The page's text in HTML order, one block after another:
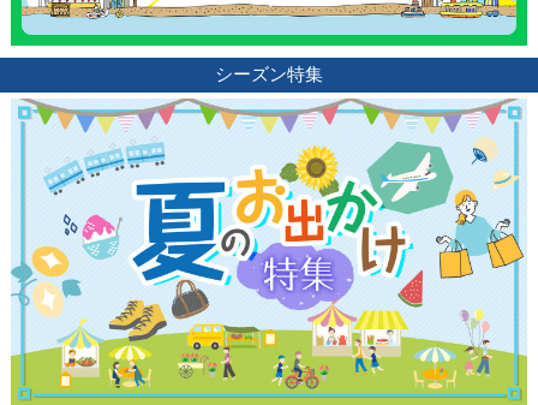
シーズン特集